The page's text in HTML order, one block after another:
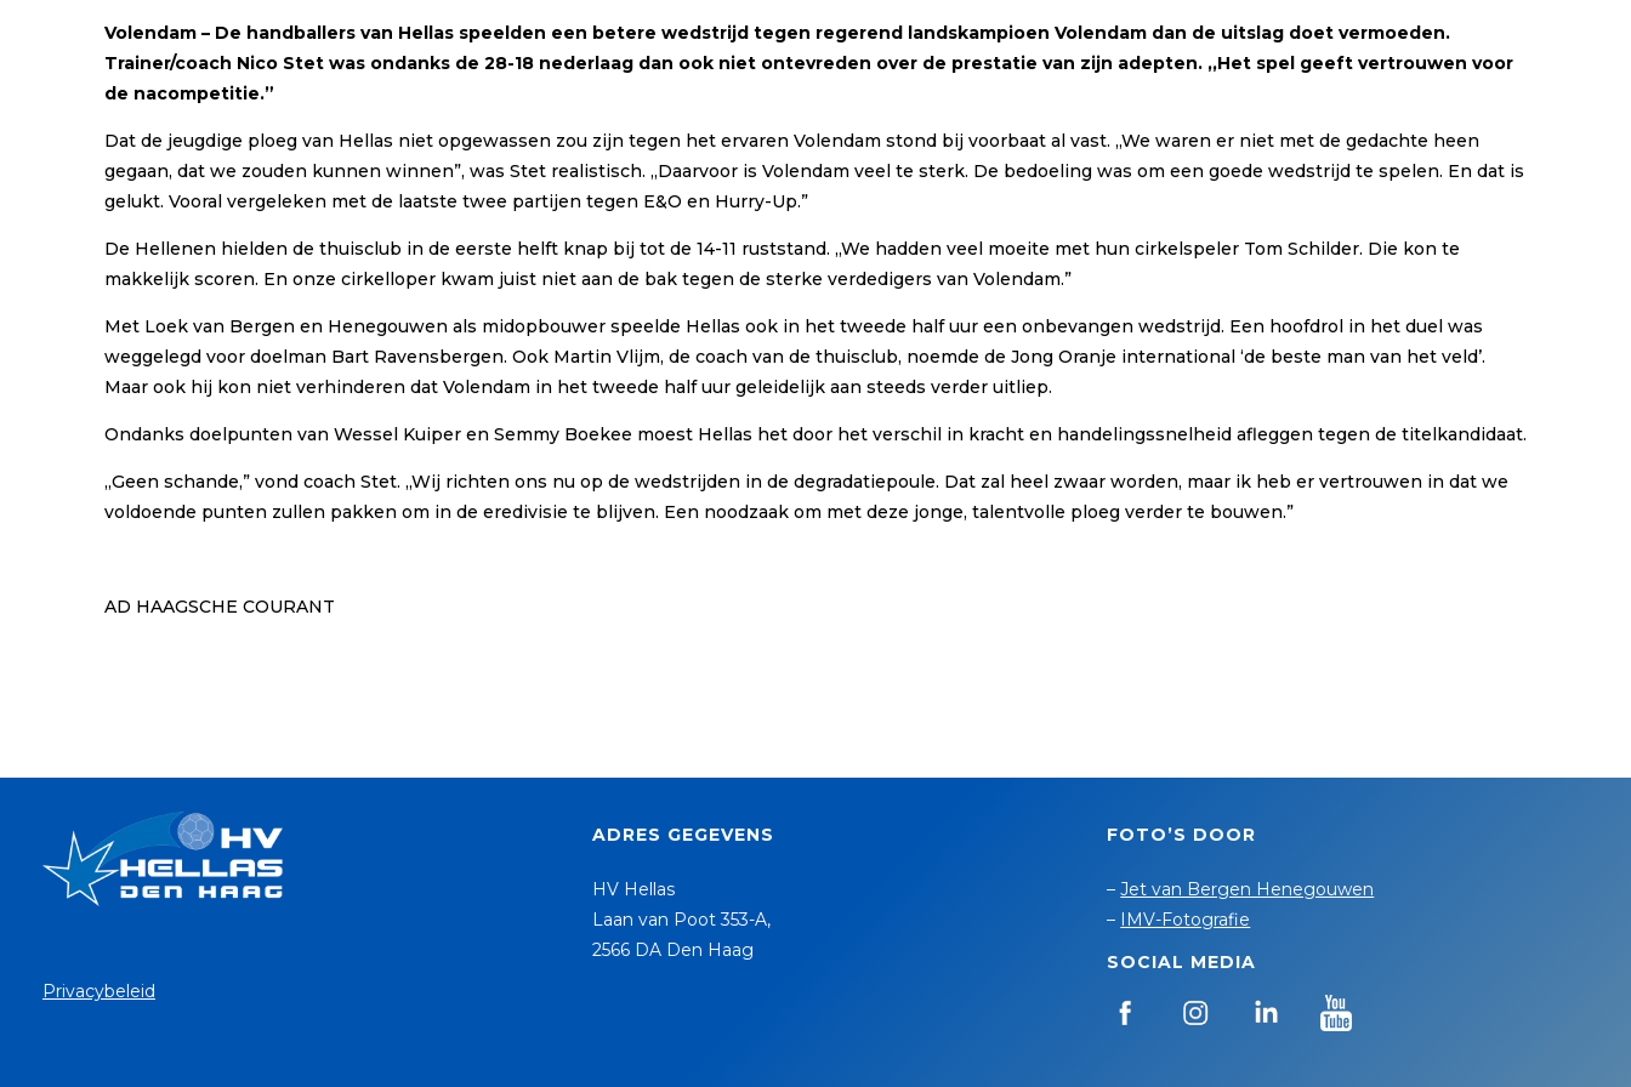
Volendam – De handballers van Hellas speelden een betere wedstrijd tegen regerend landskampioen Volendam dan de uitslag doet vermoeden.
Trainer/coach Nico Stet was ondanks de 28-18 nederlaag dan ook niet ontevreden over de prestatie van zijn adepten. ,,Het spel geeft vertrouwen voor
de nacompetitie.”
Dat de jeugdige ploeg van Hellas niet opgewassen zou zijn tegen het ervaren Volendam stond bij voorbaat al vast. ,,We waren er niet met de gedachte heen
gegaan, dat we zouden kunnen winnen”, was Stet realistisch. ,,Daarvoor is Volendam veel te sterk. De bedoeling was om een goede wedstrijd te spelen. En dat is
gelukt. Vooral vergeleken met de laatste twee partijen tegen E&O en Hurry-Up.”
De Hellenen hielden de thuisclub in de eerste helft knap bij tot de 14-11 ruststand. ,,We hadden veel moeite met hun cirkelspeler Tom Schilder. Die kon te
makkelijk scoren. En onze cirkelloper kwam juist niet aan de bak tegen de sterke verdedigers van Volendam.”
Met Loek van Bergen en Henegouwen als midopbouwer speelde Hellas ook in het tweede half uur een onbevangen wedstrijd. Een hoofdrol in het duel was
weggelegd voor doelman Bart Ravensbergen. Ook Martin Vlijm, de coach van de thuisclub, noemde de Jong Oranje international ‘de beste man van het veld’.
Maar ook hij kon niet verhinderen dat Volendam in het tweede half uur geleidelijk aan steeds verder uitliep.
Ondanks doelpunten van Wessel Kuiper en Semmy Boekee moest Hellas het door het verschil in kracht en handelingssnelheid afleggen tegen de titelkandidaat.
,,Geen schande,” vond coach Stet. ,,Wij richten ons nu op de wedstrijden in de degradatiepoule. Dat zal heel zwaar worden, maar ik heb er vertrouwen in dat we
voldoende punten zullen pakken om in de eredivisie te blijven. Een noodzaak om met deze jonge, talentvolle ploeg verder te bouwen.”
AD HAAGSCHE COURANT
Privacybeleid
ADRES GEGEVENS
HV Hellas
Laan van Poot 353-A,
2566 DA Den Haag
FOTO’S DOOR
–Jet van Bergen Henegouwen
– IMV-Fotografie
SOCIAL MEDIA